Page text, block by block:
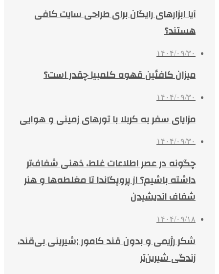
آیا ابزارهای رایگان برای طراحی سایت کافی
هستند؟
۱۴۰۴/۰۹/۳۰
میزان کافئین قهوه کلمبیا چقدر است؟
۱۴۰۴/۰۹/۳۰
مزایای سفر به کربلا با تورهای زمینی و هوایی
۱۴۰۴/۰۹/۳۰
چگونه در عصر اطلاعات غلط، ذهنی شفاف‌تر
داشته باشیم؟ از پروپگاندا تا مغلطه‌ها و هنر
شفاف اندیشیدن
۱۴۰۴/۰۹/۱۸
شکر رژیمی و بدون قند کامور ;شیرینی بی‌قند،
زندگی شیرین‌تر